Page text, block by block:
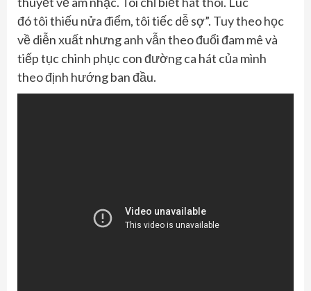
đó tôi thiếu nửa điểm, tôi tiếc dễ sợ”. Tuy theo học
về diễn xuất nhưng anh vẫn theo đuổi đam mê và
tiếp tục chinh phục con đường ca hát của mình
theo định hướng ban đầu.